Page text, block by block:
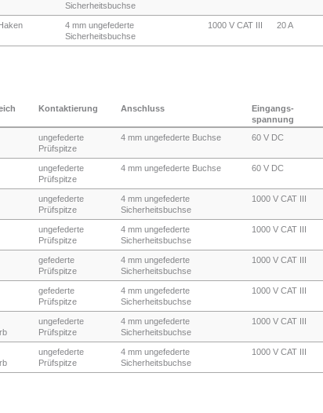
Sicherheitsbuchse
4 mm ungefederte
Sicherheitsbuchse
1000 V CAT III 20 A
Kontaktierung Anschluss
Eingangs-
spannung
ungefederte
Prüfspitze
4 mm ungefederte Buchse 60 V DC
ungefederte
Prüfspitze
4 mm ungefederte Buchse 60 V DC
ungefederte
Prüfspitze
4 mm ungefederte
Sicherheitsbuchse
1000 V CAT III
ungefederte
Prüfspitze
4 mm ungefederte
Sicherheitsbuchse
1000 V CAT III
gefederte
Prüfspitze
4 mm ungefederte
Sicherheitsbuchse
1000 V CAT III
gefederte
Prüfspitze
4 mm ungefederte
Sicherheitsbuchse
1000 V CAT III
ungefederte
Prüfspitze
4 mm ungefederte
Sicherheitsbuchse
1000 V CAT III
ungefederte
Prüfspitze
4 mm ungefederte
Sicherheitsbuchse
1000 V CAT III